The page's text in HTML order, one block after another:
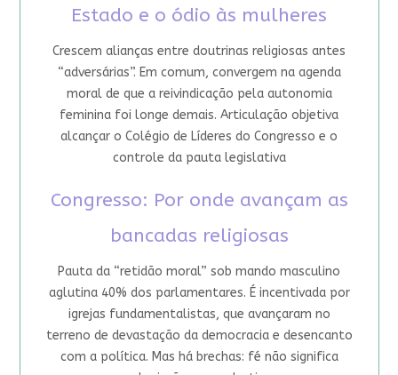
Estado e o ódio às mulheres
Crescem alianças entre doutrinas religiosas antes
“adversárias”. Em comum, convergem na agenda
moral de que a reivindicação pela autonomia
feminina foi longe demais. Articulação objetiva
alcançar o Colégio de Líderes do Congresso e o
controle da pauta legislativa
Congresso: Por onde avançam as
bancadas religiosas
Pauta da “retidão moral” sob mando masculino
aglutina 40% dos parlamentares. É incentivada por
igrejas fundamentalistas, que avançaram no
terreno de devastação da democracia e desencanto
com a política. Mas há brechas: fé não significa